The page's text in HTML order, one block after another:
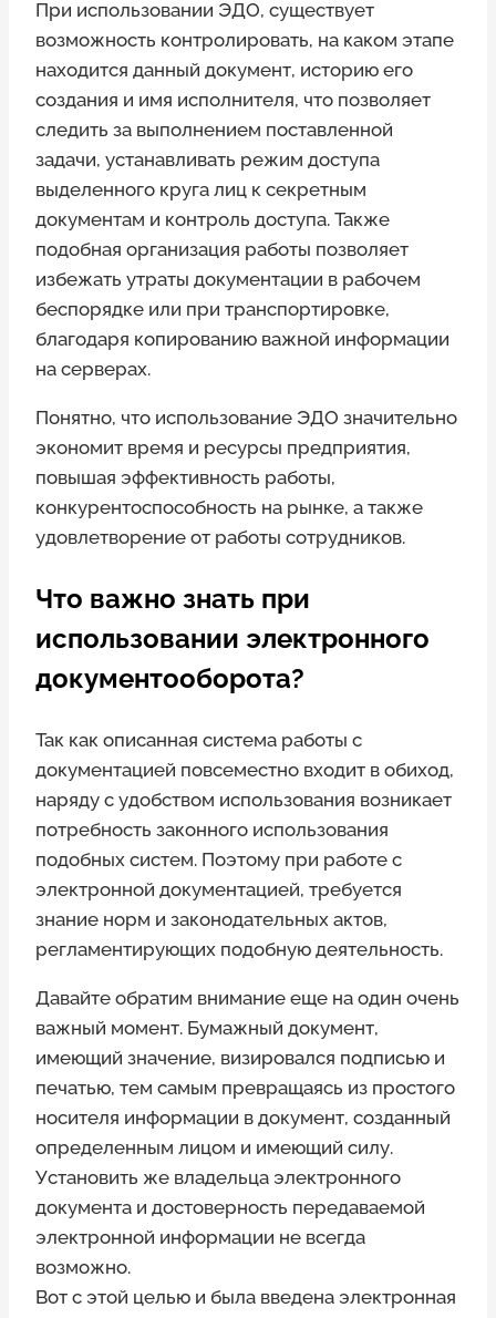
При использовании ЭДО, существует
возможность контролировать, на каком этапе
находится данный документ, историю его
создания и имя исполнителя, что позволяет
следить за выполнением поставленной
задачи, устанавливать режим доступа
выделенного круга лиц к секретным
документам и контроль доступа. Также
подобная организация работы позволяет
избежать утраты документации в рабочем
беспорядке или при транспортировке,
благодаря копированию важной информации
на серверах.
Понятно, что использование ЭДО значительно
экономит время и ресурсы предприятия,
повышая эффективность работы,
конкурентоспособность на рынке, а также
удовлетворение от работы сотрудников.
Что важно знать при
использовании электронного
документооборота?
Так как описанная система работы с
документацией повсеместно входит в обиход,
наряду с удобством использования возникает
потребность законного использования
подобных систем. Поэтому при работе с
электронной документацией, требуется
знание норм и законодательных актов,
регламентирующих подобную деятельность.
Давайте обратим внимание еще на один очень
важный момент. Бумажный документ,
имеющий значение, визировался подписью и
печатью, тем самым превращаясь из простого
носителя информации в документ, созданный
определенным лицом и имеющий силу.
Установить же владельца электронного
документа и достоверность передаваемой
электронной информации не всегда
возможно.
Вот с этой целью и была введена электронная